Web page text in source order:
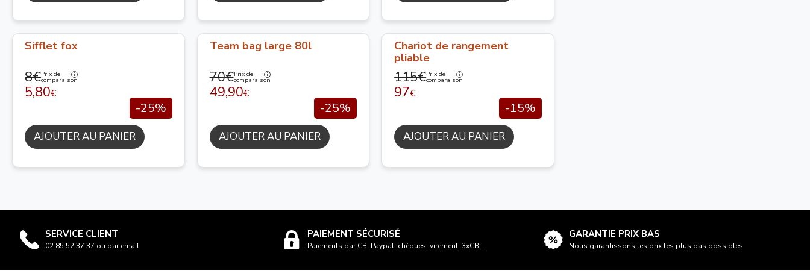
Sifflet fox
8€Prix de
comparaison
5,80€
-25%
AJOUTER AU PANIER
Team bag large 80l
70€Prix de
comparaison
49,90€
-25%
AJOUTER AU PANIER
Chariot de rangement
pliable
115€Prix de
comparaison
97€
-15%
AJOUTER AU PANIER
SERVICE CLIENT
02 85 52 37 37 ou par email
PAIEMENT SÉCURISÉ
Paiements par CB, Paypal, chèques, virement, 3xCB...
GARANTIE PRIX BAS
Nous garantissons les prix les plus bas possibles